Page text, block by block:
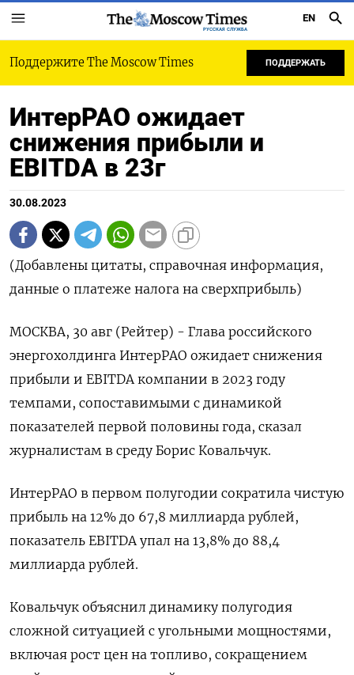
РУССКАЯ СЛУЖБА
EN
Поддержите The Moscow Times ПОДДЕРЖАТЬ
ИнтерРАО ожидает
снижения прибыли и
EBITDA в 23г
30.08.2023
(Добавлены цитаты, справочная информация,
данные о платеже налога на сверхприбыль)
МОСКВА, 30 авг (Рейтер) - Глава российского
энергохолдинга ИнтерРАО ожидает снижения
прибыли и EBITDA компании в 2023 году
темпами, сопоставимыми с динамикой
показателей первой половины года, сказал
журналистам в среду Борис Ковальчук.
ИнтерРАО в первом полугодии сократила чистую
прибыль на 12% до 67,8 миллиарда рублей,
показатель EBITDA упал на 13,8% до 88,4
миллиарда рублей.
Ковальчук объяснил динамику полугодия
сложной ситуацией с угольными мощностями,
включая рост цен на топливо, сокращением